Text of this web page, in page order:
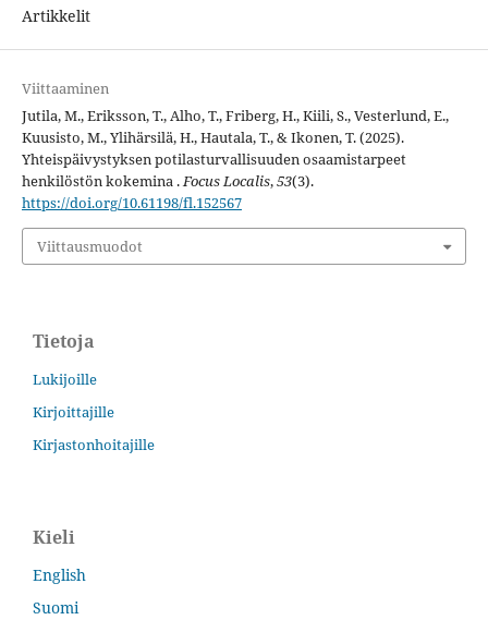
Artikkelit
Viittaaminen
Jutila, M., Eriksson, T., Alho, T., Friberg, H., Kiili, S., Vesterlund, E.,
Kuusisto, M., Ylihärsilä, H., Hautala, T., & Ikonen, T. (2025).
Yhteispäivystyksen potilasturvallisuuden osaamistarpeet
henkilöstön kokemina .Focus Localis,53(3).
https://doi.org/10.61198/fl.152567
Viittausmuodot
Tietoja
Lukijoille
Kirjoittajille
Kirjastonhoitajille
Kieli
English
Suomi